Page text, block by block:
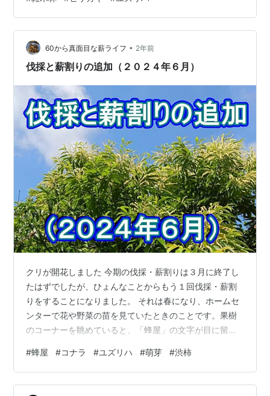
から風や野鳥などによって種が運ばれて来るので植物が
多様化しています。 さらに、人の手で人為的に持ち込ま
れたものもあるかもしれませんね。 それらも含めて管理
するので大変です。 朽木に生えていたきのこ。 扇形の白
いキノコでした。 クジラタケ？ 特定できません。
60から真面目な薪ライフ • 2年前
伐採と薪割りの追加（２０２４年６月）
クリが開花しました 今期の伐採・薪割りは３月に終了し
たはずでしたが、ひょんなことからもう１回伐採・薪割
りをすることになりました。 それは春になり、ホームセ
ンターで花や野菜の苗を見ていたときのことです。果樹
のコーナーを眺めていると、「蜂屋」の文字が目に留ま
と、ご近所の蜂屋柿を収穫させてもらい、干し柿を作っ
ています。数が足りないと思われるときは、わざわざ道
の駅などの直売所で追加購入したりもしていました（写
#蜂屋 #コナラ #ユズリハ #萌芽 #渋柿